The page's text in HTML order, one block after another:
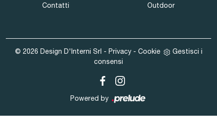
Contatti
Outdoor
© 2026 Design D'Interni Srl - Privacy- Cookie
Gestisci i
consensi
Powered by